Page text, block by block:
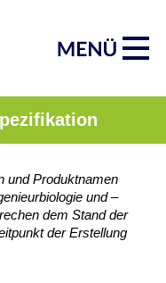
und Produktnamen
und –
dem Stand der
der Erstellung